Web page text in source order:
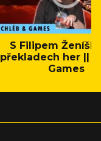
S Filipem
překladech her ||
Games